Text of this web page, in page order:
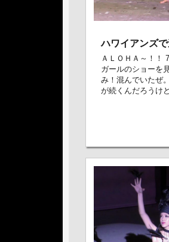
ハワイアンズ
ＡＬＯＨＡ～！！
ガールのショーを
み！混んでいたぜ
が続くんだろうけ